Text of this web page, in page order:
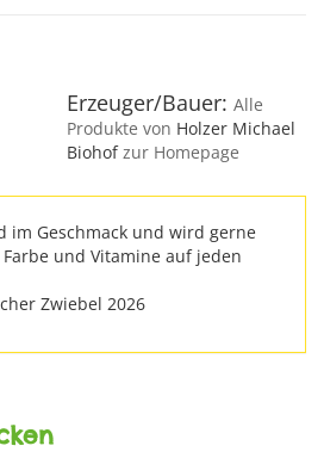
Erzeuger/Bauer:Alle
Produkte von Holzer Michael
Biohofzur Homepage
im Geschmack und wird gerne
und Vitamine auf jeden
Zwiebel 2026